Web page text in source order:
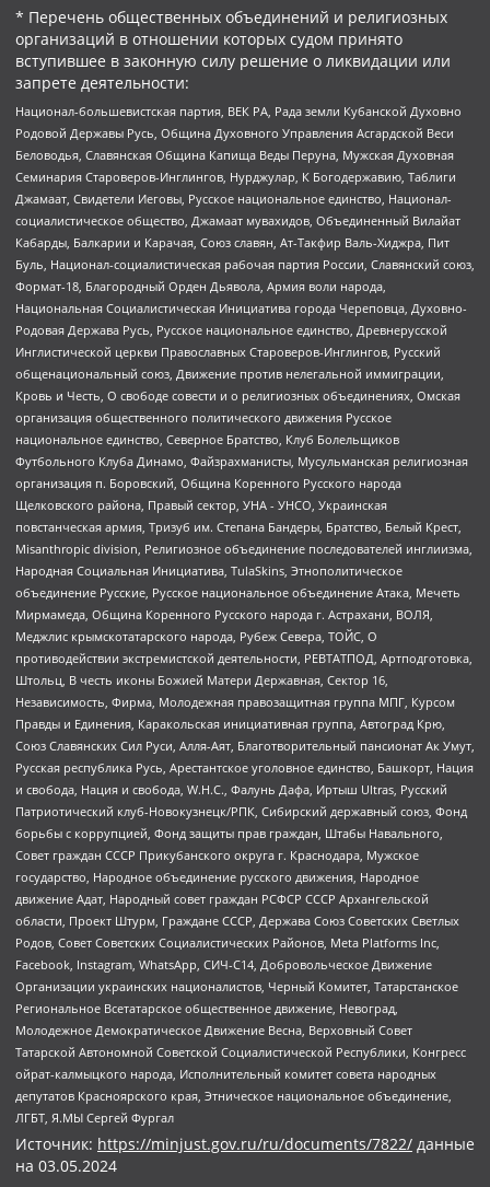
* Перечень общественных объединений и религиозных
организаций в отношении которых судом принято
вступившее в законную силу решение о ликвидации или
запрете деятельности:
Национал-большевистская партия, ВЕК РА, Рада земли Кубанской Духовно
Родовой Державы Русь, Община Духовного Управления Асгардской Веси
Беловодья, Славянская Община Капища Веды Перуна, Мужская Духовная
Семинария Староверов-Инглингов, Нурджулар, К Богодержавию, Таблиги
Джамаат, Свидетели Иеговы, Русское национальное единство, Национал-
социалистическое общество, Джамаат мувахидов, Объединенный Вилайат
Кабарды, Балкарии и Карачая, Союз славян, Ат-Такфир Валь-Хиджра, Пит
Буль, Национал-социалистическая рабочая партия России, Славянский союз,
Формат-18, Благородный Орден Дьявола, Армия воли народа,
Национальная Социалистическая Инициатива города Череповца, Духовно-
Родовая Держава Русь, Русское национальное единство, Древнерусской
Инглистической церкви Православных Староверов-Инглингов, Русский
общенациональный союз, Движение против нелегальной иммиграции,
Кровь и Честь, О свободе совести и о религиозных объединениях, Омская
организация общественного политического движения Русское
национальное единство, Северное Братство, Клуб Болельщиков
Футбольного Клуба Динамо, Файзрахманисты, Мусульманская религиозная
организация п. Боровский, Община Коренного Русского народа
Щелковского района, Правый сектор, УНА - УНСО, Украинская
повстанческая армия, Тризуб им. Степана Бандеры, Братство, Белый Крест,
Misanthropic division, Религиозное объединение последователей инглиизма,
Народная Социальная Инициатива, TulaSkins, Этнополитическое
объединение Русские, Русское национальное объединение Атака, Мечеть
Мирмамеда, Община Коренного Русского народа г. Астрахани, ВОЛЯ,
Меджлис крымскотатарского народа, Рубеж Севера, ТОЙС, О
противодействии экстремистской деятельности, РЕВТАТПОД, Артподготовка,
Штольц, В честь иконы Божией Матери Державная, Сектор 16,
Независимость, Фирма, Молодежная правозащитная группа МПГ, Курсом
Правды и Единения, Каракольская инициативная группа, Автоград Крю,
Союз Славянских Сил Руси, Алля-Аят, Благотворительный пансионат Ак Умут,
Русская республика Русь, Арестантское уголовное единство, Башкорт, Нация
и свобода, Нация и свобода, W.H.С., Фалунь Дафа, Иртыш Ultras, Русский
Патриотический клуб-Новокузнецк/РПК, Сибирский державный союз, Фонд
борьбы с коррупцией, Фонд защиты прав граждан, Штабы Навального,
Совет граждан СССР Прикубанского округа г. Краснодара, Мужское
государство, Народное объединение русского движения, Народное
движение Адат, Народный совет граждан РСФСР СССР Архангельской
области, Проект Штурм, Граждане СССР, Держава Союз Советских Светлых
Родов, Совет Советских Социалистических Районов, Meta Platforms Inc,
Facebook, Instagram, WhatsApp, СИЧ-С14, Добровольческое Движение
Организации украинских националистов, Черный Комитет, Татарстанское
Региональное Всетатарское общественное движение, Невоград,
Молодежное Демократическое Движение Весна, Верховный Совет
Татарской Автономной Советской Социалистической Республики, Конгресс
ойрат-калмыцкого народа, Исполнительный комитет совета народных
депутатов Красноярского края, Этническое национальное объединение,
ЛГБТ, Я.МЫ Сергей Фургал
Источник: https://minjust.gov.ru/ru/documents/7822/ данные
на 03.05.2024